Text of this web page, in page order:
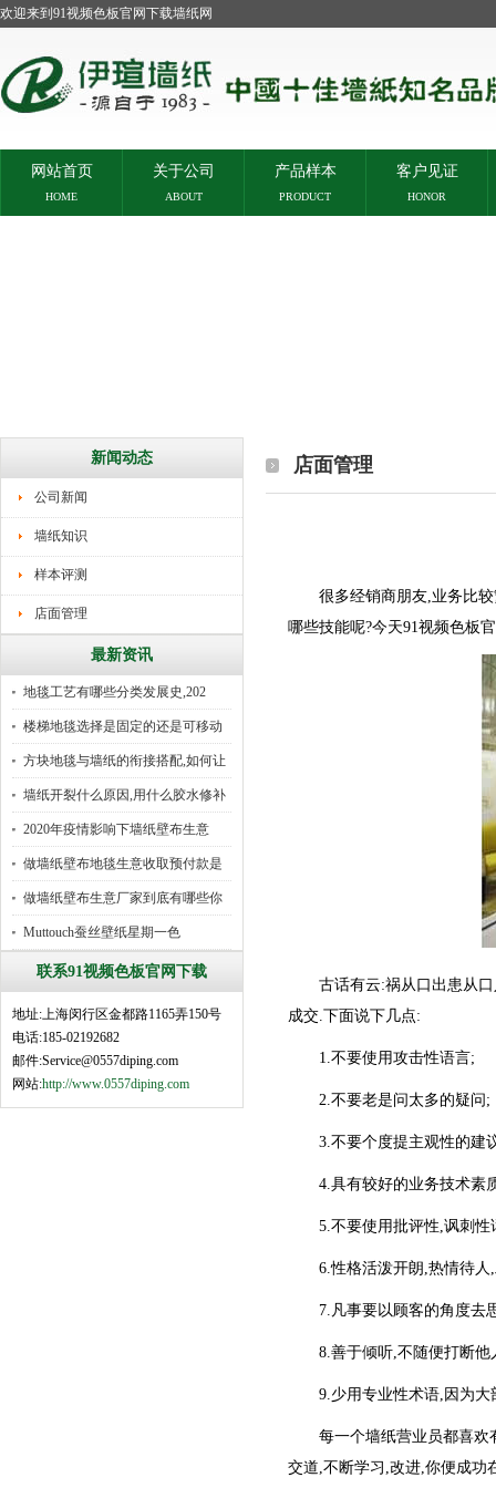
欢迎来到91视频色板官网下载墙纸网
网站首页
HOME
关于公司
ABOUT
产品样本
PRODUCT
客户见证
HONOR
新闻动态
公司新闻
墙纸知识
样本评测
店面管理
最新资讯
地毯工艺有哪些分类发展史,202
楼梯地毯选择是固定的还是可移动
好
方块地毯与墙纸的衔接搭配,如何让
墙纸开裂什么原因,用什么胶水修补
2020年疫情影响下墙纸壁布生意
做墙纸壁布地毯生意收取预付款是
行
做墙纸壁布生意厂家到底有哪些你
所
Muttouch蚕丝壁纸星期一色
联系91视频色板官网下载
地址:上海闵行区金都路1165弄150号
电话:185-02192682
邮件:Service@0557diping.com
网站:http://www.0557diping.com
店面管理
很多经销商朋友,业务比较
哪些技能呢?今天91视频色板
古话有云:祸从口出患从口
成交.下面说下几点:
1.不要使用攻击性语言;
2.不要老是问太多的疑问;
3.不要个度提主观性的建
4.具有较好的业务技术素
5.不要使用批评性,讽刺性
6.性格活泼开朗,热情待人,
7.凡事要以顾客的角度去思
8.善于倾听,不随便打断他
9.少用专业性术语,因为大
每一个墙纸营业员都喜欢有
交道,不断学习,改进,你便成功